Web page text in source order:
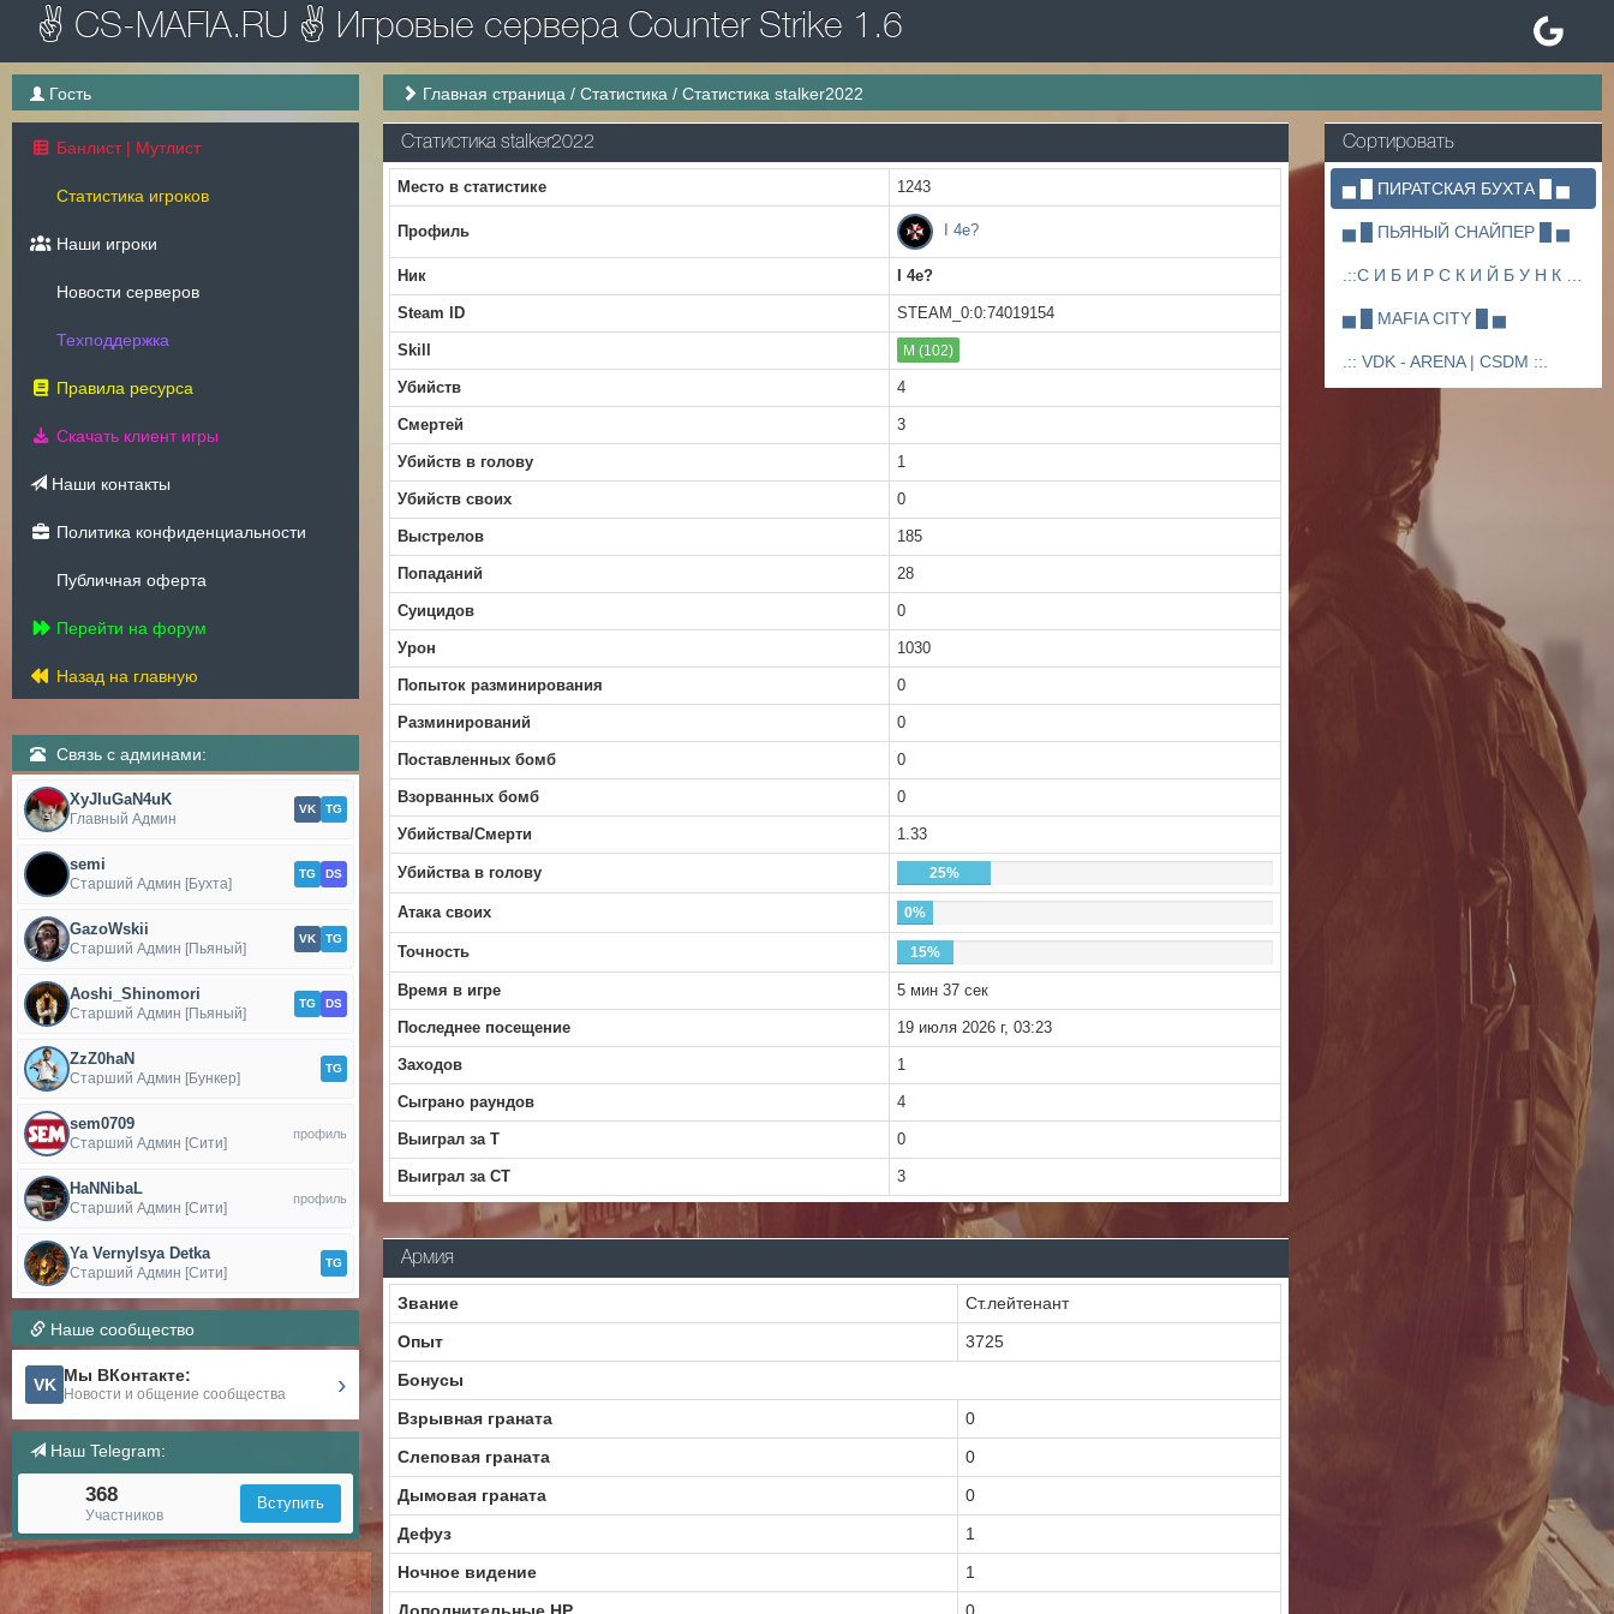
✌ CS-MAFIA.RU ✌ Игровые сервера Counter Strike 1.6
Гость
Банлист | Мутлист
Статистика игроков
Наши игроки
Новости серверов
Техподдержка
Правила ресурса
Скачать клиент игры
Наши контакты
Политика конфиденциальности
Публичная оферта
Перейти на форум
Назад на главную
Связь с админами:
XyJIuGaN4uK
Главный Админ
VK TG
semi
Старший Админ [Бухта]
TG DS
GazoWskii
Старший Админ [Пьяный]
VK TG
Aoshi_Shinomori
Старший Админ [Пьяный]
TG DS
ZzZ0haN
Старший Админ [Бункер]
TG
sem0709
Старший Админ [Сити]
профиль
HaNNibaL
Старший Админ [Сити]
профиль
Ya Vernylsya Detka
Старший Админ [Сити]
TG
Наше сообщество
VK Мы ВКонтакте:
Новости и общение сообщества ›
Наш Telegram:
368
Участников
Вступить
Главная страница /Статистика /Статистика stalker2022
Статистика stalker2022
Место в статистике 1243
Профиль I 4e?
Ник I 4e?
Steam ID STEAM_0:0:74019154
Skill M (102)
Убийств 4
Смертей 3
Убийств в голову 1
Убийств своих 0
Выстрелов 185
Попаданий 28
Суицидов 0
Урон 1030
Попыток разминирования 0
Разминирований 0
Поставленных бомб 0
Взорванных бомб 0
Убийства/Смерти 1.33
Убийства в голову 25%
Атака своих 0%
Точность 15%
Время в игре 5 мин 37 сек
Последнее посещение 19 июля 2026 г, 03:23
Заходов 1
Сыграно раундов 4
Выиграл за Т 0
Выиграл за CT 3
Армия
Звание
Ст.лейтенант
Опыт
3725
Бонусы
Взрывная граната
0
Слеповая граната
0
Дымовая граната
0
Дефуз
1
Ночное видение
1
Сортировать
▅ █ ПИРАТСКАЯ БУХТА █ ▅
▅ █ ПЬЯНЫЙ СНАЙПЕР █ ▅
▅ █ MAFIA CITY █ ▅
.:: VDK - ARENA | CSDM ::.